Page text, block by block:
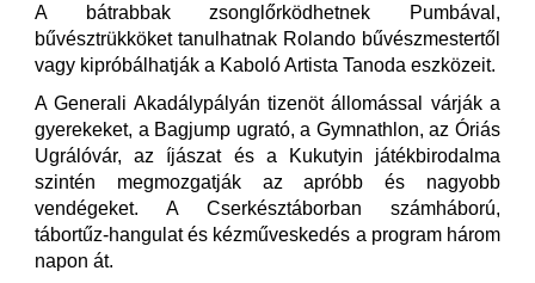
A bátrabbak zsonglőrködhetnek Pumbával,
bűvésztrükköket tanulhatnak Rolando bűvészmestertől
vagy kipróbálhatják a Kaboló Artista Tanoda eszközeit.
A Generali Akadálypályán tizenöt állomással várják a
gyerekeket, a Bagjump ugrató, a Gymnathlon, az Óriás
Ugrálóvár, az íjászat és a Kukutyin játékbirodalma
szintén megmozgatják az apróbb és nagyobb
vendégeket. A Cserkésztáborban számháború,
tábortűz-hangulat és kézműveskedés a program három
napon át.